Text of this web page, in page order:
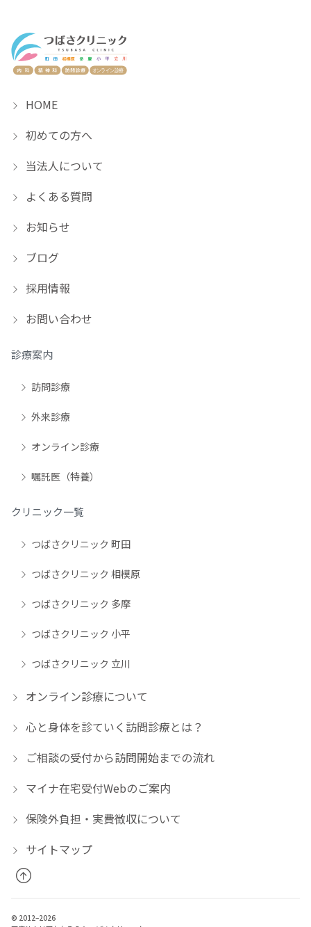
HOME
初めての方へ
当法人について
よくある質問
お知らせ
ブログ
採用情報
お問い合わせ
診療案内
訪問診療
外来診療
オンライン診療
嘱託医（特養）
クリニック一覧
つばさクリニック 町田
つばさクリニック 相模原
つばさクリニック 多摩
つばさクリニック 小平
つばさクリニック 立川
オンライン診療について
心と身体を診ていく訪問診療とは？
ご相談の受付から訪問開始までの流れ
マイナ在宅受付Webのご案内
保険外負担・実費徴収について
サイトマップ
© 2012–2026